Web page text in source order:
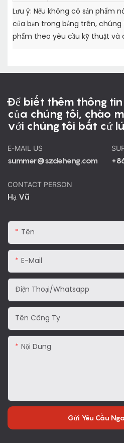
Lưu ý: Nếu không có sản phẩm
của bạn trong bảng trên, chúng
phẩm theo yêu cầu kỹ thuật và
Để biết thêm thông
của chúng tôi, chào
với chúng tôi bất cứ
E-MAIL US
summer@szdeheng.com
CONTACT PERSON
Hạ Vũ
Tên
E-Mail
Điện Thoại/Whatsapp
Tên Công Ty
Nội Dung
Gửi Yêu Cầu